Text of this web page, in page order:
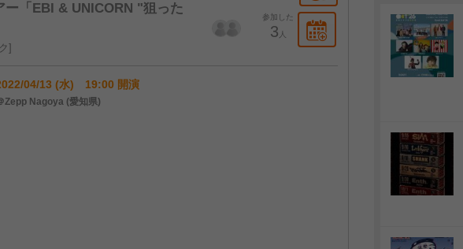
「EBI & UNICORN "狙った
参加した
3 人
04/13 (水) 19:00 開演
Zepp Nagoya (愛知県)